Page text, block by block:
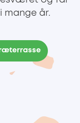
mange år.